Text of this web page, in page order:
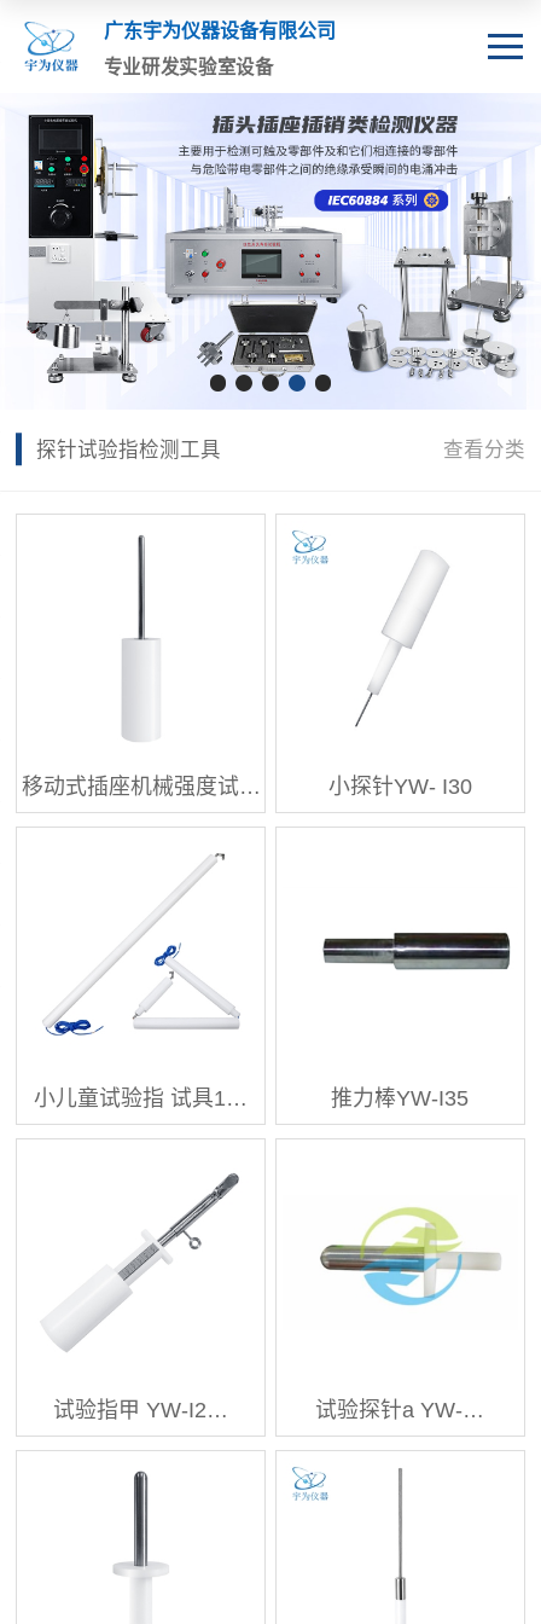
广东宇为仪器设备有限公司
专业研发实验室设备
探针试验指检测工具 查看分类
移动式插座机械强度试… 小探针YW- I30
小儿童试验指 试具1… 推力棒YW-I35
试验指甲 YW-I2… 试验探针a YW-…